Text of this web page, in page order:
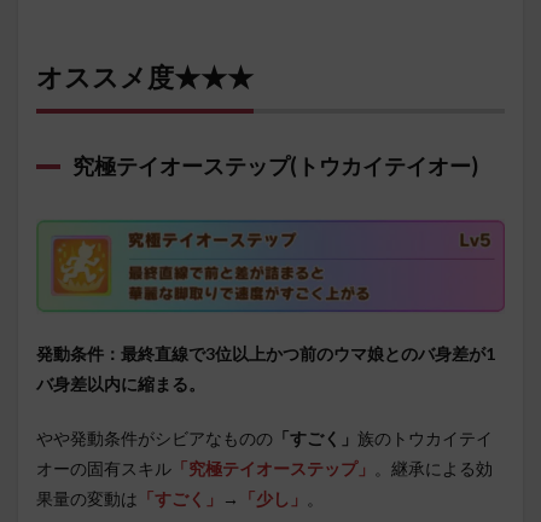
オススメ度★★★
究極テイオーステップ(トウカイテイオー)
発動条件：最終直線で3位以上かつ前のウマ娘とのバ身差が1
バ身差以内に縮まる。
やや発動条件がシビアなものの 「すごく」 族のトウカイテイ
オーの固有スキル 「究極テイオーステップ」 。継承による効
果量の変動は 「すごく」 → 「少し」 。